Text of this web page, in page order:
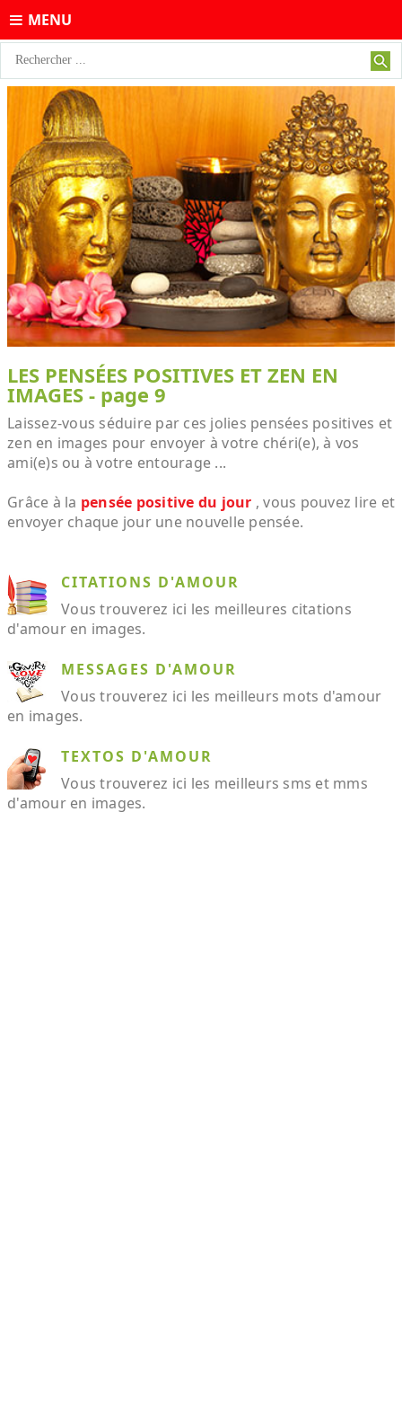
MENU
LES PENSÉES POSITIVES ET ZEN EN
IMAGES - page 9
Laissez-vous séduire par ces jolies pensées positives et
zen en images pour envoyer à votre chéri(e), à vos
ami(e)s ou à votre entourage ...
Grâce à la pensée positive du jour , vous pouvez lire et
envoyer chaque jour une nouvelle pensée.
CITATIONS D'AMOUR
Vous trouverez ici les meilleures citations
d'amour en images.
MESSAGES D'AMOUR
Vous trouverez ici les meilleurs mots d'amour
en images.
TEXTOS D'AMOUR
Vous trouverez ici les meilleurs sms et mms
d'amour en images.